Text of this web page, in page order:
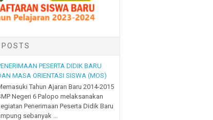
PESERTA DIDIK BARU
MASA ORIENTASI SISWA (MOS)
Tahun Ajaran Baru 2014-2015
Negeri 6 Palopo melaksanakan
Penerimaan Peserta Didik Baru
sebanyak ...